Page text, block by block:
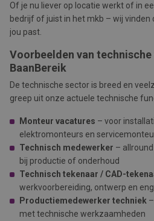
Of je nu liever op locatie werkt of in
bedrijf of juist in het mkb – wij vinden
jou past.
Voorbeelden van
BaanBereik
De technische sector is breed en
greep uit onze actuele technische
Monteur vacatures – voor
elektromonteurs en
Technisch medewerker –
bij productie of onderhoud
Technisch tekenaar / CAD-
werkvoorbereiding, ontwerp en
Productiemedewerker techniek
met technische werkzaamheden